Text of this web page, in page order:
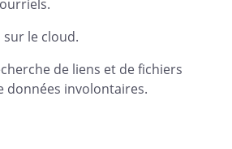
le cloud.
de liens et de fichiers
données involontaires.